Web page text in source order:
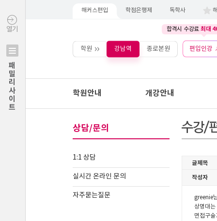
열기
패밀리사이트
해커스편입 학점은행제 독학사
합격시 수강료 최대
학원 강남역 종로본원 편입인강
학원안내 개강안내
상담/문의
1:1 상담
실시간 온라인 문의
자주묻는질문